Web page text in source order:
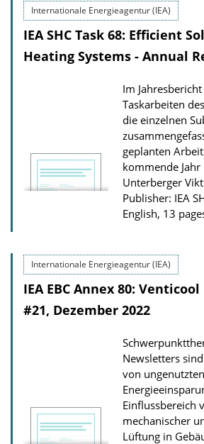
Internationale Energieagentur (IEA)
IEA SHC Task 68: Efficient
Heating Systems - Annual
Im
Taskarbeiten
die einzelnen
geplanten
kommende
Unterberger
Publisher: IEA
English, 13
Internationale Energieagentur (IEA)
IEA EBC Annex 80:
#21, Dezember 2022
Newsletters
von ungenutzten
Einflussbereich
mechanischer
Lüftung in